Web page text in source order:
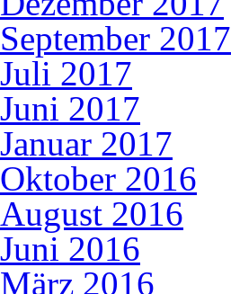
September 2017
Juli 2017
Juni 2017
Januar 2017
Oktober 2016
August 2016
Juni 2016
März 2016